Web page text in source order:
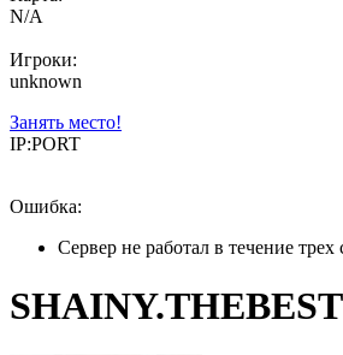
N/A
Игроки:
unknown
Занять место!
IP:PORT
Ошибка:
Сервер не работал в течение